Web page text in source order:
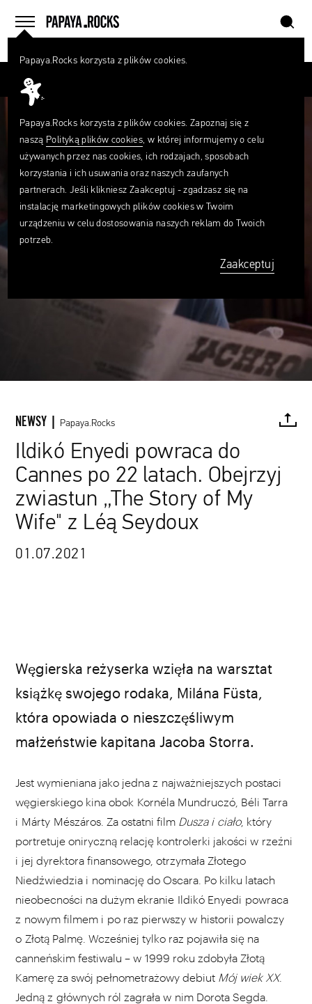
menu
home szukaj
NEWSY | Papaya.Rocks
Ildikó Enyedi powraca do
Cannes po 22 latach. Obejrzyj
zwiastun „The Story of My
Wife" z Léą Seydoux
01.07.2021
FACEBOOK TWITTER PINTEREST
Węgierska reżyserka wzięła na warsztat
książkę swojego rodaka, Milána Füsta,
która opowiada o nieszczęśliwym
małżeństwie kapitana Jacoba Storra.
Jest wymieniana jako jedna z najważniejszych postaci
węgierskiego kina obok Kornéla Mundruczó, Béli Tarra
i Márty Mészáros. Za ostatni film Dusza i ciało, który
portretuje oniryczną relację kontrolerki jakości w rzeźni
i jej dyrektora finansowego, otrzymała Złotego
Niedźwiedzia i nominację do Oscara. Po kilku latach
nieobecności na dużym ekranie Ildikó Enyedi powraca
z nowym filmem i po raz pierwszy w historii powalczy
o Złotą Palmę. Wcześniej tylko raz pojawiła się na
canneńskim festiwalu – w 1999 roku zdobyła Złotą
Kamerę za swój pełnometrażowy debiut Mój wiek XX.
Jedną z głównych ról zagrała w nim Dorota Segda.
Papaya.Rocks korzysta z plików cookies.
Papaya.Rocks korzysta z plików cookies. Zapoznaj się z
naszą Polityką plików cookies, w której informujemy o celu
używanych przez nas cookies, ich rodzajach, sposobach
korzystania i ich usuwania oraz naszych zaufanych
partnerach. Jeśli klikniesz Zaakceptuj - zgadzasz się na
instalację marketingowych plików cookies w Twoim
urządzeniu w celu dostosowania naszych reklam do Twoich
potrzeb.
Zaakceptuj
Czego
szukasz?